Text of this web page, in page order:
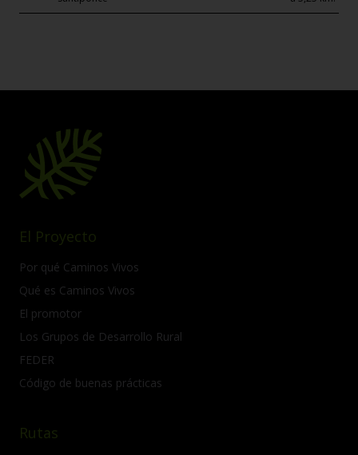
El Proyecto
Por qué Caminos Vivos
Qué es Caminos Vivos
El promotor
Los Grupos de Desarrollo Rural
FEDER
Código de buenas prácticas
Rutas